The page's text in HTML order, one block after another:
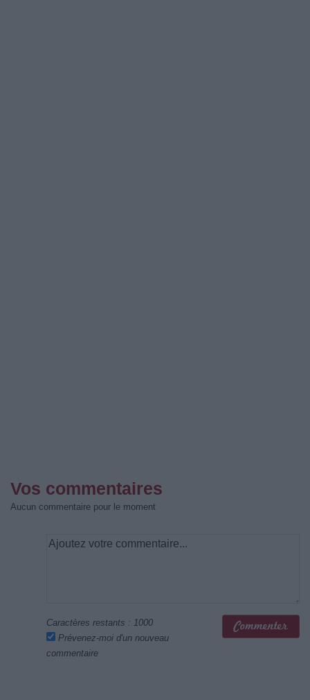
Vos commentaires
Aucun commentaire pour le moment
Caractères restants : 1000
Prévenez-moi d'un nouveau
commentaire